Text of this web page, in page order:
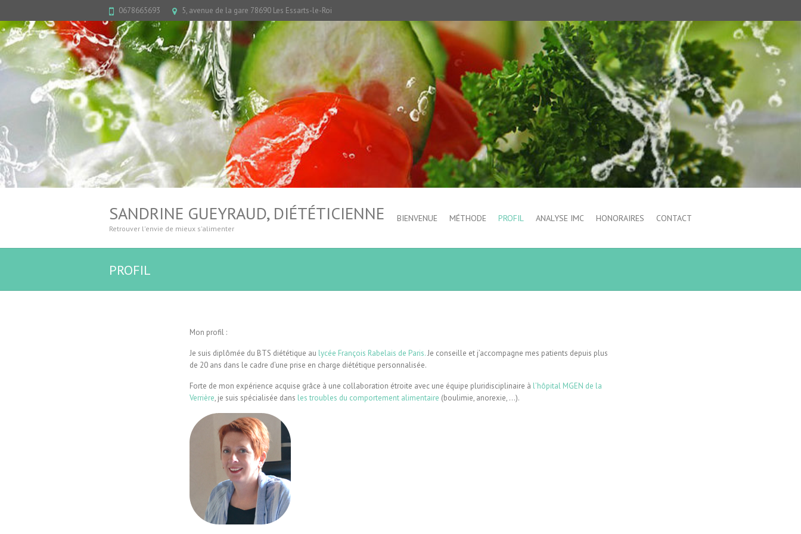
0678665693 5, avenue de la gare 78690 Les Essarts-le-Roi
SANDRINE GUEYRAUD, DIÉTÉTICIENNE
Retrouver l'envie de mieux s'alimenter
BIENVENUE MÉTHODE PROFIL ANALYSE IMC HONORAIRES CONTACT
PROFIL
Mon profil :
Je suis diplômée du BTS diététique au lycée François Rabelais de Paris.Je conseille et j’accompagne mes patients depuis plus
de 20 ans dans le cadre d’une prise en charge diététique personnalisée.
Forte de mon expérience acquise grâce à une collaboration étroite avec une équipe pluridisciplinaire à l’hôpital MGEN de la
Verrière, je suis spécialisée dans les troubles du comportement alimentaire (boulimie, anorexie, …).